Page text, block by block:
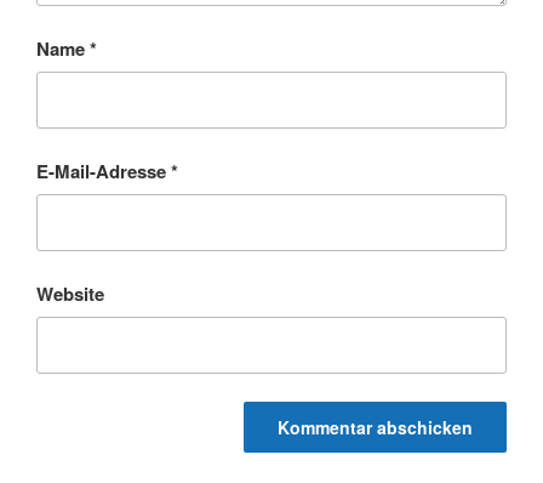
Name*
E-Mail-Adresse*
Website